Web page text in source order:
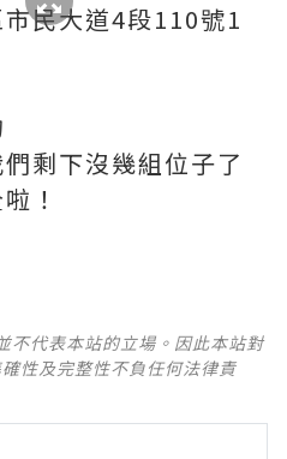
民大道4段110號1
剩下沒幾組位子了
！
不代表本站的立場。因此本站對
性及完整性不負任何法律責